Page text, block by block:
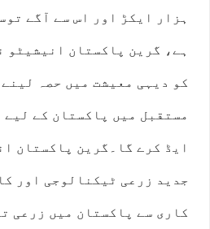
ہزار ایکڑ اور اس سے آگے
ہے، گرین پاکستان انیشیٹو
کو دیہی معیشت میں حصہ
مستقبل میں پاکستان کے لیے
ایڈ کرے گا۔گرین پاکستان
جدید زرعی ٹیکنالوجی اور
کاری سے پاکستان میں زرعی